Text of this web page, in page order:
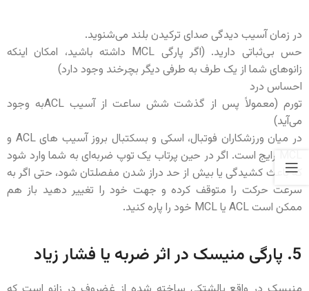
در زمان آسیب دیدگی صدای ترکیدن بلند می‌شنوید.
حس بی‌ثباتی دارید. (اگر پارگی MCL داشته باشید، امکان اینکه
زانوهای شما از یک طرف به طرفی دیگر بچرخند وجود دارد)
احساس درد
تورم (معمولاً پس از گذشت شش ساعت از آسیب ACLبه وجود
می‌آید)
در میان ورزشکاران فوتبال، اسکی و بسکتبال بروز آسیب های ACL و
MCL رایج است. اگر در حین پرتاب یک توپ ضربه‌ای به شما وارد شود
که باعث کشیدگی یا بیش از حد دراز شدن مفصلتان شود، حتی اگر به
سرعت حرکت را متوقف کرده و جهت خود را تغییر دهید باز هم
ممکن است ACL یا MCL خود را پاره کنید.
5. پارگی منیسک در اثر ضربه یا فشار زیاد